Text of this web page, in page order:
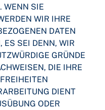
WENN SIE
WIR IHRE
DATEN
ES SEI DENN, WIR
GRÜNDE
DIE IHRE
DIENT
ODER